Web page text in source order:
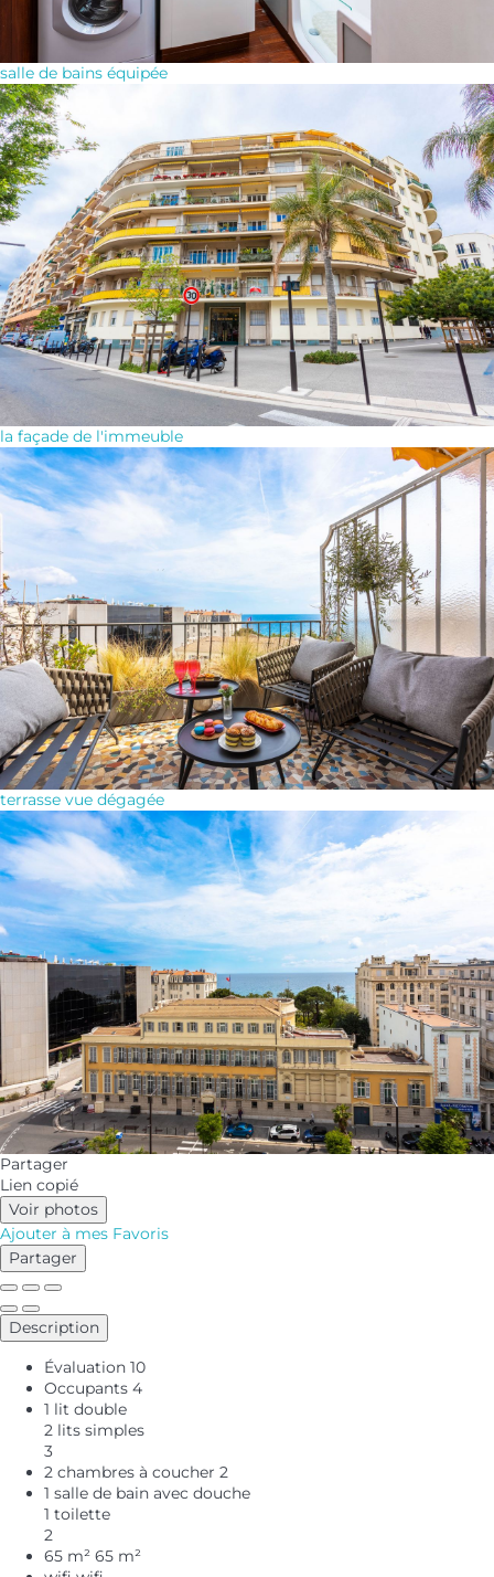
salle de bains équipée
la façade de l'immeuble
terrasse vue dégagée
Partager
Lien copié
Voir photos
Ajouter à mes Favoris
Partager
Description
Évaluation 10
Occupants 4
1 lit double
2 lits simples
3
2 chambres à coucher 2
1 salle de bain avec douche
1 toilette
2
65 m² 65 m²